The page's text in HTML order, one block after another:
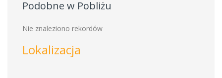
Podobne w Pobliżu
Nie znaleziono rekordów
Lokalizacja